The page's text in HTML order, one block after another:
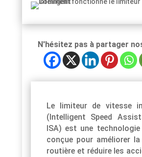
N'hésitez pas à partager
Le limiteur de vitesse
(Intelligent Speed
ISA) est une technologie
conçue pour améliorer
routière et réduire les